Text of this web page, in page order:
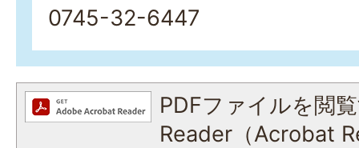
0745-32-6447
PDFファイルを閲
Reader（Acrobat